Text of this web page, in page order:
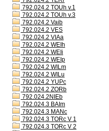
792.024.2 TOUh v.1
792.024.2 TOUh v.3
792.024.2 Vaib
792.024.2 VES
792.024.2 VIAa
792.024.2 WEIh
792.024.2 WEIi
792.024.2 WEIp
792.024.2 WILm
792.024.2 WILu
792.024.2 YUPc
792.024.2 ZORb
792.024.2NIEb
792.024.3 BAIm
792.024.3 MANc
792.024.3 TORc V 1
792.024.3 TORc V 2